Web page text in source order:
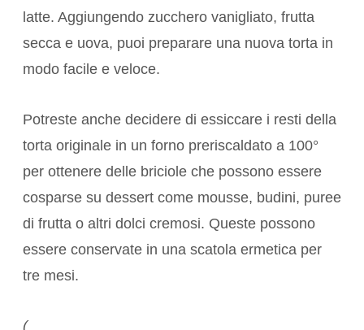
latte. Aggiungendo zucchero vanigliato, frutta
secca e uova, puoi preparare una nuova torta in
modo facile e veloce.
Potreste anche decidere di essiccare i resti della
torta originale in un forno preriscaldato a 100°
per ottenere delle briciole che possono essere
cosparse su dessert come mousse, budini, puree
di frutta o altri dolci cremosi. Queste possono
essere conservate in una scatola ermetica per
tre mesi.
(